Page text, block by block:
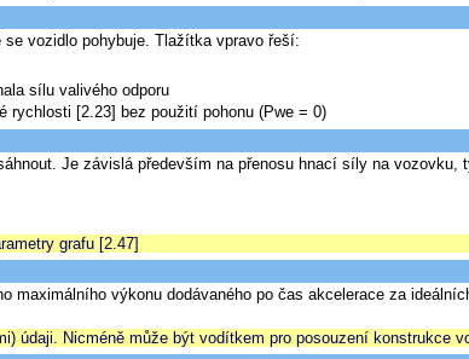
vozidlo pohybuje. Tlažítka vpravo řeší:
sílu valivého odporu
rychlosti [2.23] bez použití pohonu (Pwe = 0)
Je závislá především na přenosu hnací síly na vozovku,
grafu [2.47]
maximálního výkonu dodávaného po čas akcelerace za
údaji. Nicméně může být vodítkem pro posouzení konstrukce